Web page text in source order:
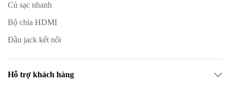
Củ sạc nhanh
Bộ chia HDMI
Đầu jack kết nối
Hỗ trợ khách hàng